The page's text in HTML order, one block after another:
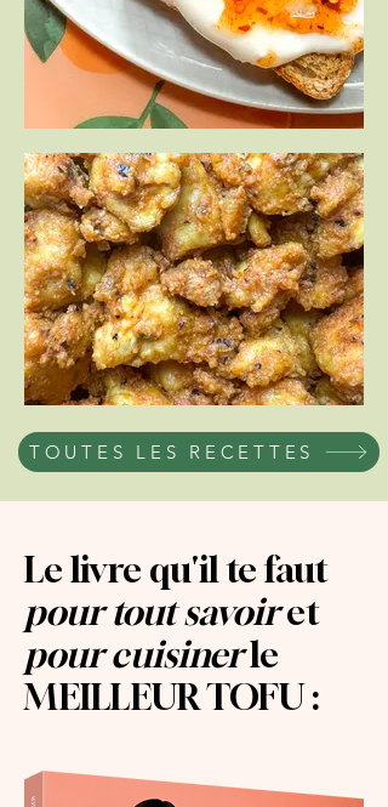
TOUTES LES RECETTES
Le livre qu'il te faut
pour tout savoiret
pour cuisinerle
MEILLEUR TOFU :